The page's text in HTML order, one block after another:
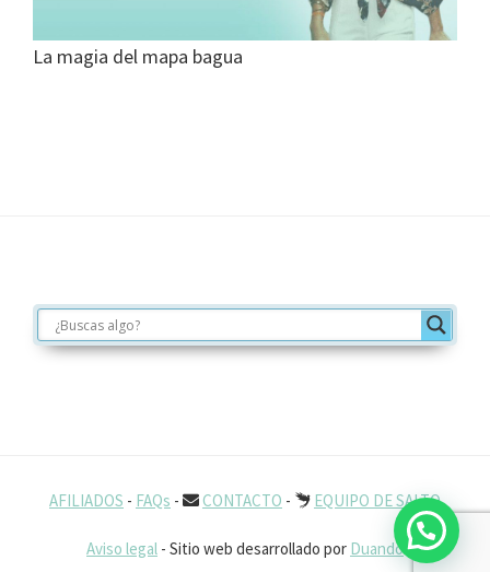
La magia del mapa bagua
Footer
AFILIADOS - FAQs - CONTACTO - EQUIPO DE SALTO
Aviso legal - Sitio web desarrollado por Duando